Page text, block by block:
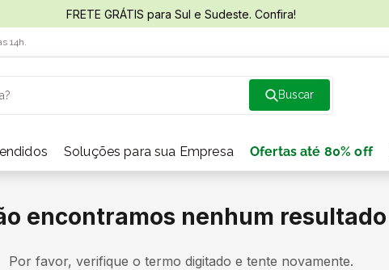
FRETE GRÁTIS para Sul e Sudeste. Confira!
14h.
Soluções para sua Empresa Ofertas até 80% off
encontramos nenhum resultado
Por favor, verifique o termo digitado e tente novamente.